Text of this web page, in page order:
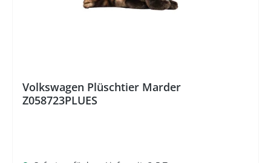
Volkswagen Plüschtier Marder
Z058723PLUES